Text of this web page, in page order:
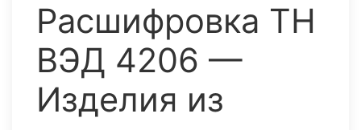
Расшифровка ТН
ВЭД 4206 —
Изделия из